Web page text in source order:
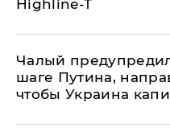
Highline-T
Чалый
шаге Путина,
чтобы Украина